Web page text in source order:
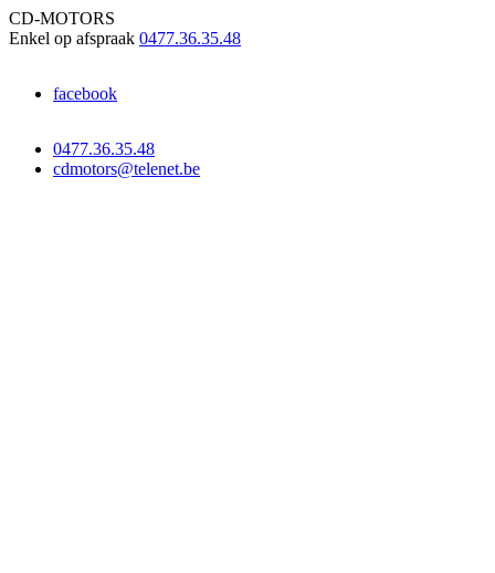
CD-MOTORS
Enkel op afspraak 0477.36.35.48
facebook
0477.36.35.48
cdmotors@telenet.be